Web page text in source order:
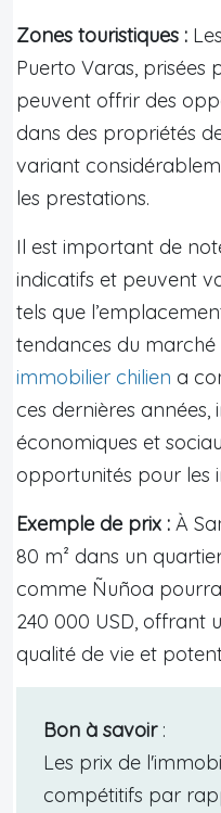
Zones touristiques :
Puerto Varas, prisées
peuvent offrir des
dans des propriétés
variant
les prestations.
Il est important de
indicatifs et peuvent
tels que
tendances du marché
immobilier chilien a
ces dernières
économiques et
opportunités pour les
Exemple de prix : À
80 m² dans un
comme Ñuñoa
240 000 USD, offrant
qualité de vie et
Bon à savoir:
Les prix de
compétitifs par